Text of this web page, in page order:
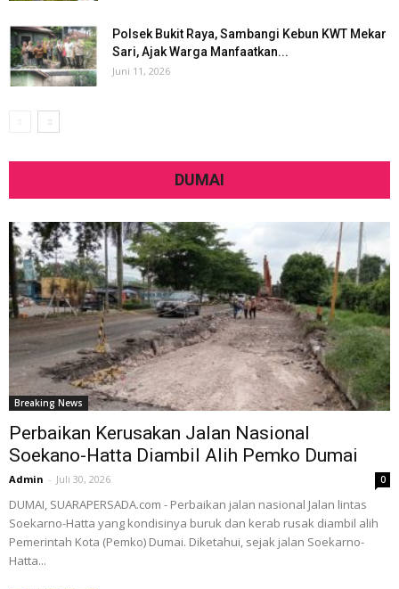
Polsek Bukit Raya, Sambangi Kebun KWT Mekar
Sari, Ajak Warga Manfaatkan...
Juni 11, 2026
DUMAI
Breaking News
Perbaikan Kerusakan Jalan Nasional
Soekano-Hatta Diambil Alih Pemko Dumai
Admin - Juli 30, 2026 0
DUMAI, SUARAPERSADA.com - Perbaikan jalan nasional Jalan lintas
Soekarno-Hatta yang kondisinya buruk dan kerab rusak diambil alih
Pemerintah Kota (Pemko) Dumai. Diketahui, sejak jalan Soekarno-
Hatta...